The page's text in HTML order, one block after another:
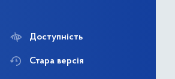
Доступність
Стара версія